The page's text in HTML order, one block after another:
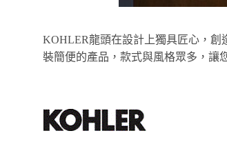
KOHLER龍頭在設計上獨具匠心，
裝簡便的產品，款式與風格眾多，讓